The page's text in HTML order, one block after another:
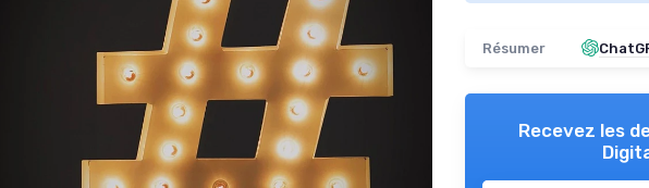
Résumer
Recevez les